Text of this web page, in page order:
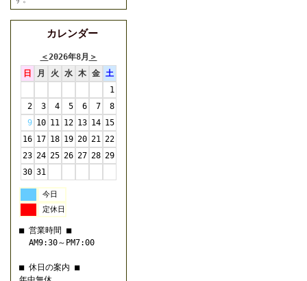
カレンダー
＜2026年8月 ＞
日
月 火 水 木 金 土
1
2
3 4 5 6 7
8
9 10 11 12 13 14 15
16 17 18 19 20 21 22
23 24 25 26 27 28 29
30 31
今日
定休日
■ 営業時間 ■
AM9:30～PM7:00
■ 休日の案内 ■